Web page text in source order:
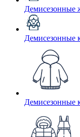
Демисезонные
Демисезонные
Демисезонные